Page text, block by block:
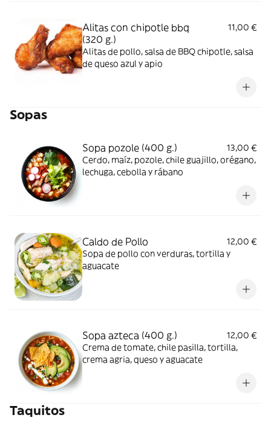
Alitas con chipotle bbq
(320 g.)
11,00 €
Alitas de pollo, salsa de BBQ chipotle, salsa
de queso azul y apio
Sopas
Sopa pozole (400 g.)
13,00 €
Cerdo, maíz, pozole, chile guajillo, orégano,
lechuga, cebolla y rábano
Caldo de Pollo
12,00 €
Sopa de pollo con verduras, tortilla y
aguacate
Sopa azteca (400 g.)
12,00 €
Crema de tomate, chile pasilla, tortilla,
crema agria, queso y aguacate
Taquitos